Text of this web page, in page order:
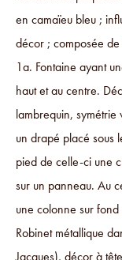
en camaïeu bleu ;
décor ; composée
1a. Fontaine ayant
haut et au centre.
lambrequin,
un drapé placé sous
pied de celle-ci une
sur un panneau. Au
une colonne sur
Robinet métallique